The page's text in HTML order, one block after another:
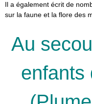
Il a également écrit de
sur la faune et la flore des
Au
enfants